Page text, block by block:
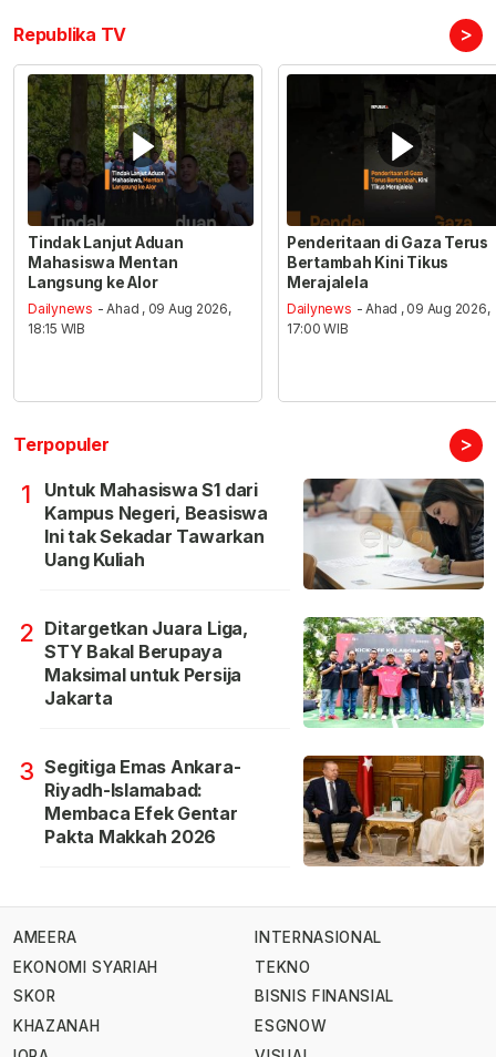
Republika TV >
Tindak Lanjut Aduan
Mahasiswa Mentan
Langsung ke Alor
Dailynews - Ahad , 09 Aug 2026,
18:15 WIB
Penderitaan di Gaza Terus
Bertambah Kini Tikus
Merajalela
Dailynews - Ahad , 09 Aug 2026,
17:00 WIB
Terpopuler >
1
Untuk Mahasiswa S1 dari
Kampus Negeri, Beasiswa
Ini tak Sekadar Tawarkan
Uang Kuliah
2 Ditargetkan Juara Liga,
STY Bakal Berupaya
Maksimal untuk Persija
Jakarta
3 Segitiga Emas Ankara-
Riyadh-Islamabad:
Membaca Efek Gentar
Pakta Makkah 2026
AMEERA
EKONOMI SYARIAH
SKOR
KHAZANAH
INTERNASIONAL
TEKNO
BISNIS FINANSIAL
ESGNOW